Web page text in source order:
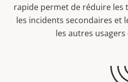
rapide permet de réduire les
les incidents secondaires et
les autres